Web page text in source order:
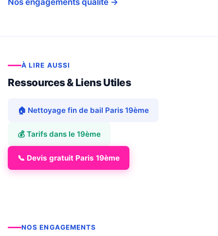
Nos engagements qualité →
À LIRE AUSSI
Ressources & Liens Utiles
🏠 Nettoyage fin de bail Paris 19ème
💰 Tarifs dans le 19ème
📞 Devis gratuit Paris 19ème
NOS ENGAGEMENTS